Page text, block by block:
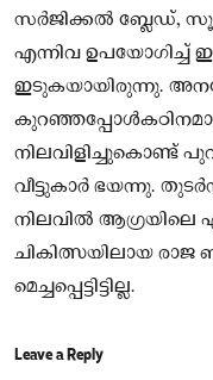
സർജിക്കൽ ബ്ലേഡ്,
എന്നിവ ഉപയോഗിച്ച്
ഇടുകയായിരുന്നു.
നിലവിളിച്ചുകൊണ്ട്
വീട്ടുകാർ ഭയന്നു.
നിലവിൽ
ചികിത്സയിലായ
മെച്ചപ്പെട്ടിട്ടില്ല.
Leave a Reply